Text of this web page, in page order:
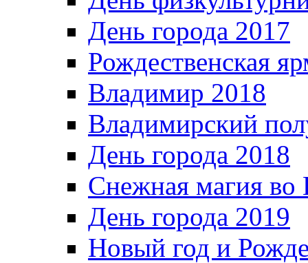
День города 2017
Рождественская
Владимир 2018
Владимирский
День города 2018
Снежная магия во
День города 2019
Новый год и